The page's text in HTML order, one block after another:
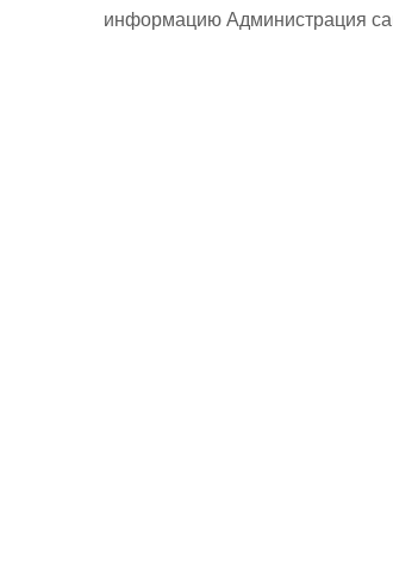
информацию Администрация